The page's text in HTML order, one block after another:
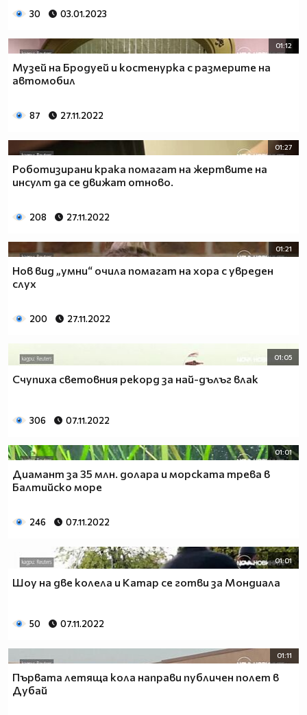
30 03.01.2023
01:12
Музей на Бродуей и костенурка с размерите на
автомобил
87 27.11.2022
01:27
Роботизирани крака помагат на жертвите на
инсулт да се движат отново.
208 27.11.2022
01:21
Нов вид „умни“ очила помагат на хора с увреден
слух
200 27.11.2022
01:05
Счупиха световния рекорд за най-дълъг влак
306 07.11.2022
01:01
Диамант за 35 млн. долара и морската трева в
Балтийско море
246 07.11.2022
01:01
Шоу на две колела и Катар се готви за Мондиала
50 07.11.2022
01:11
Първата летяща кола направи публичен полет в
Дубай